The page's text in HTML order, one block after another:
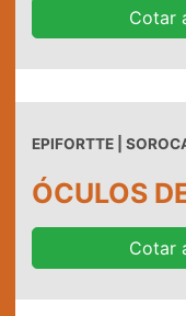
Cotar
EPIFORTTE |
ÓCULOS
Cotar